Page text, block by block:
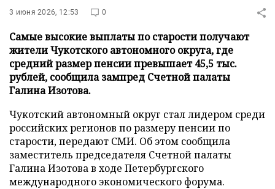
3 июня 2026, 12:53 0
Самые высокие выплаты по старости получают
жители Чукотского автономного округа, где
средний размер пенсии превышает 45,5 тыс.
рублей, сообщила зампред Счетной палаты
Галина Изотова.
Чукотский автономный округ стал лидером среди
российских регионов по размеру пенсии по
старости, передают СМИ. Об этом сообщила
заместитель председателя Счетной палаты
Галина Изотова в ходе Петербургского
международного экономического форума.